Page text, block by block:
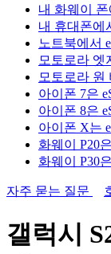
내 화웨이
내 휴대폰에
노트북에서
모토로라 엣
모토로라 원
아이폰 7은
아이폰 8은
아이폰 X는
화웨이 P20
화웨이 P30
자주 묻는 질문
갤럭시